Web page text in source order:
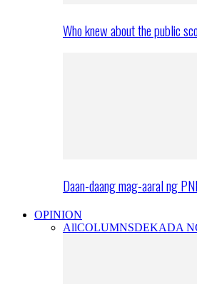
Who knew about the public
Daan-daang mag-aaral ng
OPINION
AllCOLUMNSDEKADA